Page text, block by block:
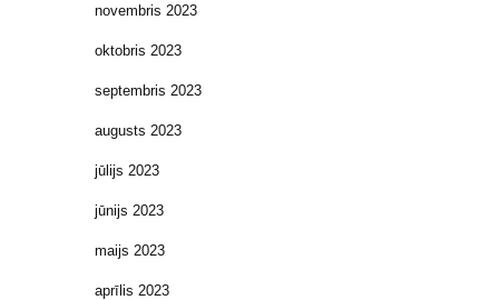
novembris 2023
oktobris 2023
septembris 2023
augusts 2023
jūlijs 2023
jūnijs 2023
maijs 2023
aprīlis 2023